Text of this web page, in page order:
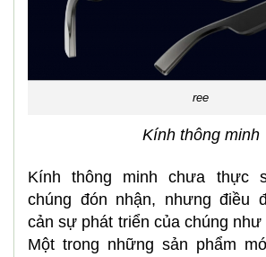
ree
Kính thông minh
Kính thông minh chưa thực
chúng đón nhận, nhưng điều
cản sự phát triển của chúng như
Một trong những sản phẩm